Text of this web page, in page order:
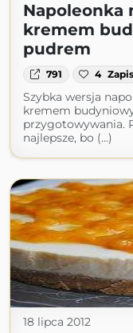
Napoleonka
kremem
pudrem
791 4
Szybka wersja
kremem
przygotowywania.
najlepsze, bo (...)
18 lipca 2012